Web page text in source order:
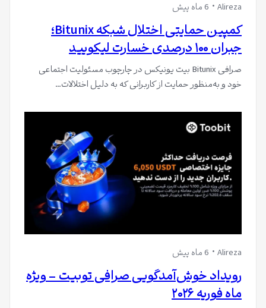
Alireza 6 ماه پیش
کمپین حمایتی اختلال شبکه Bitunix؛
جبران ۱۰۰ درصدی خسارت لیکویید
صرافی Bitunix بیت یونیکس در چارچوب مسئولیت اجتماعی
خود و به‌منظور حمایت از کاربرانی که به دلیل اختلالات…
Alireza 6 ماه پیش
رویداد خوش‌آمدگویی صرافی توبیت – ویژه
ماه فوریه ۲۰۲۶